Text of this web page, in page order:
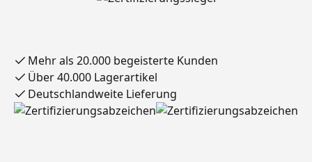
Mehr als 20.000 begeisterte Kunden
Über 40.000 Lagerartikel
Deutschlandweite Lieferung